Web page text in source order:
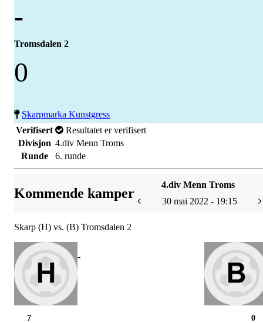
-
Tromsdalen 2
0
Skarpmarka Kunstgress
Verifisert
Resultatet er verifisert
Divisjon 4.div Menn Troms
Runde
6. runde
Kommende kamper
4.div Menn Troms
30 mai 2022 - 19:15
Skarp (H) vs. (B) Tromsdalen 2
-
0
7